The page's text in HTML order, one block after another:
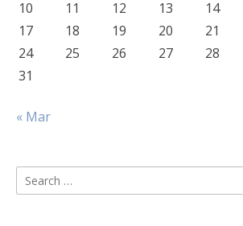
10 11 12 13 14
17
18 19 20 21
24
25 26 27 28
31
« Mar
Search
for: